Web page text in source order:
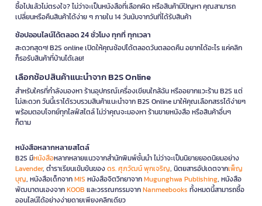
ซื้อไปแล้วไม่ตรงใจ? ไม่ว่าจะเป็นหนังสือที่เลือกผิด หรือสินค้ามีปัญหา คุณสามารถ
เปลี่ยนหรือคืนสินค้าได้ง่าย ๆ ภายใน 14 วันนับจากวันที่ได้รับสินค้า
ช้อปออนไลน์ได้ตลอด 24 ชั่วโมง ทุกที่ ทุกเวลา
สะดวกสุดๆ! B2S online เปิดให้คุณช้อปได้ตลอดวันตลอดคืน อยากได้อะไร แค่คลิก
ก็รอรับสินค้าที่บ้านได้เลย!
เลือกช้อปสินค้าแนะนำจาก B2S Online
สำหรับใครที่กำลังมองหา ร้านอุปกรณ์เครื่องเขียนใกล้ฉัน หรืออยากแวะร้าน B2S แต่
ไม่สะดวก วันนี้เราได้รวบรวมสินค้าแนะนำจาก B2S Online มาให้คุณเลือกสรรได้ง่ายๆ
พร้อมตอบโจทย์ทุกไลฟ์สไตล์ ไม่ว่าคุณจะมองหา ร้านขายหนังสือ หรือสินค้าอื่นๆ
ก็ตาม
หนังสือหลากหลายสไตล์
B2S มีหนังสือหลากหลายแนวจากสำนักพิมพ์ชั้นนำ ไม่ว่าจะเป็นนิยายยอดนิยมอย่าง
Lavender, ตำราเรียนเข้มข้นของดร. ศุภวัฒน์ พุกเจริญ, นิตยสารอัปเดตจากเพ็ญ
บุญ, หนังสือเด็กจากMIS หนังสือจิตวิทยาจากMugunghwa Publishing, หนังสือ
พัฒนาตนเองจากKOOB และวรรณกรรมจากNanmeebooks ทั้งหมดนี้สามารถซื้อ
ออนไลน์ได้อย่างง่ายดายเพียงคลิกเดียว